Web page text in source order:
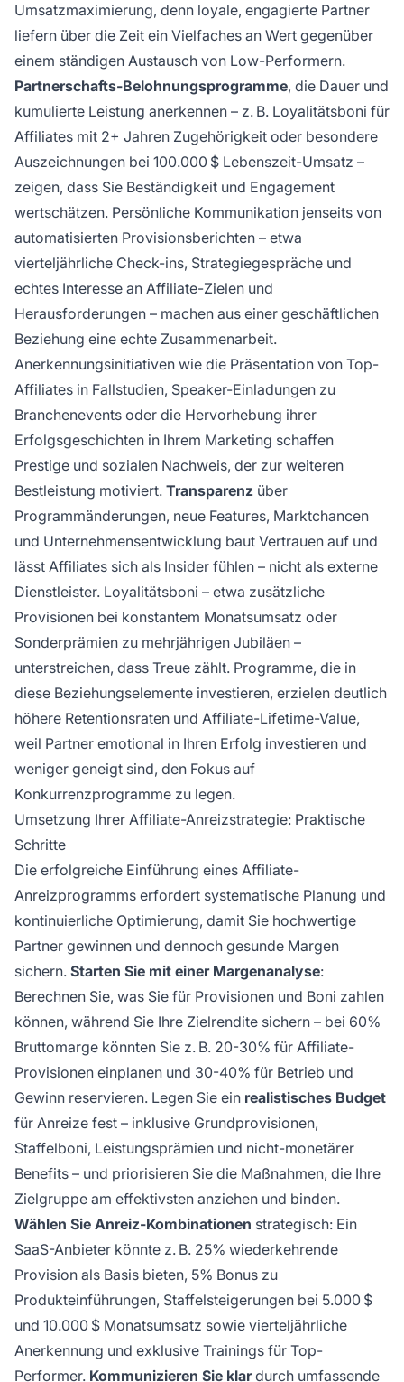
Umsatzmaximierung, denn loyale, engagierte Partner
liefern über die Zeit ein Vielfaches an Wert gegenüber
einem ständigen Austausch von Low-Performern.
Partnerschafts-Belohnungsprogramme, die Dauer und
kumulierte Leistung anerkennen – z. B. Loyalitätsboni für
Affiliates mit 2+ Jahren Zugehörigkeit oder besondere
Auszeichnungen bei 100.000 $ Lebenszeit-Umsatz –
zeigen, dass Sie Beständigkeit und Engagement
wertschätzen. Persönliche Kommunikation jenseits von
automatisierten Provisionsberichten – etwa
vierteljährliche Check-ins, Strategiegespräche und
echtes Interesse an Affiliate-Zielen und
Herausforderungen – machen aus einer geschäftlichen
Beziehung eine echte Zusammenarbeit.
Anerkennungsinitiativen wie die Präsentation von Top-
Affiliates in Fallstudien, Speaker-Einladungen zu
Branchenevents oder die Hervorhebung ihrer
Erfolgsgeschichten in Ihrem Marketing schaffen
Prestige und sozialen Nachweis, der zur weiteren
Bestleistung motiviert. Transparenz über
Programmänderungen, neue Features, Marktchancen
und Unternehmensentwicklung baut Vertrauen auf und
lässt Affiliates sich als Insider fühlen – nicht als externe
Dienstleister. Loyalitätsboni – etwa zusätzliche
Provisionen bei konstantem Monatsumsatz oder
Sonderprämien zu mehrjährigen Jubiläen –
unterstreichen, dass Treue zählt. Programme, die in
diese Beziehungselemente investieren, erzielen deutlich
höhere Retentionsraten und Affiliate-Lifetime-Value,
weil Partner emotional in Ihren Erfolg investieren und
weniger geneigt sind, den Fokus auf
Konkurrenzprogramme zu legen.
Umsetzung Ihrer Affiliate-Anreizstrategie: Praktische
Schritte
Die erfolgreiche Einführung eines Affiliate-
Anreizprogramms erfordert systematische Planung und
kontinuierliche Optimierung, damit Sie hochwertige
Partner gewinnen und dennoch gesunde Margen
sichern. Starten Sie mit einer Margenanalyse:
Berechnen Sie, was Sie für Provisionen und Boni zahlen
können, während Sie Ihre Zielrendite sichern – bei 60%
Bruttomarge könnten Sie z. B. 20-30% für Affiliate-
Provisionen einplanen und 30-40% für Betrieb und
Gewinn reservieren. Legen Sie ein realistisches Budget
für Anreize fest – inklusive Grundprovisionen,
Staffelboni, Leistungsprämien und nicht-monetärer
Benefits – und priorisieren Sie die Maßnahmen, die Ihre
Zielgruppe am effektivsten anziehen und binden.
Wählen Sie Anreiz-Kombinationen strategisch: Ein
SaaS-Anbieter könnte z. B. 25% wiederkehrende
Provision als Basis bieten, 5% Bonus zu
Produkteinführungen, Staffelsteigerungen bei 5.000 $
und 10.000 $ Monatsumsatz sowie vierteljährliche
Anerkennung und exklusive Trainings für Top-
Performer. Kommunizieren Sie klardurch umfassende